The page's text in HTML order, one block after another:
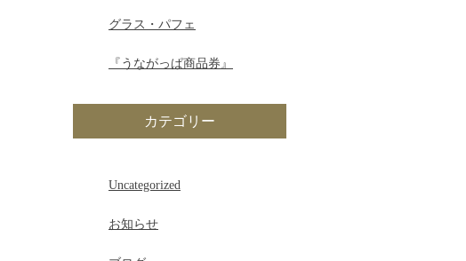
グラス・パフェ
『うながっぱ商品券』
カテゴリー
Uncategorized
お知らせ